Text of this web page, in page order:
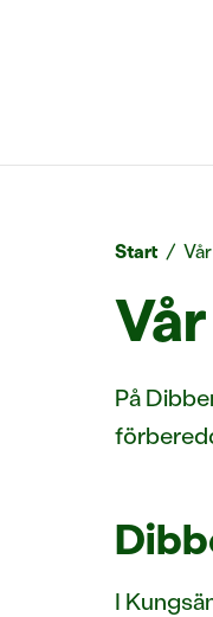
Start /
På
I